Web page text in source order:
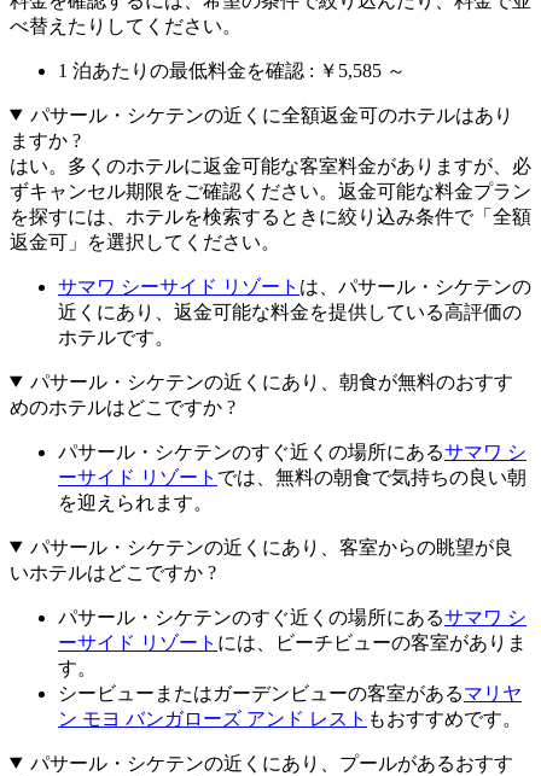
べ替えたりしてください。
1 泊あたりの最低料金を確認 : ￥5,585 ～
パサール・シケテンの近くに全額返金可のホテルはあり
ますか ?
はい。多くのホテルに返金可能な客室料金がありますが、必
ずキャンセル期限をご確認ください。返金可能な料金プラン
を探すには、ホテルを検索するときに絞り込み条件で「全額
返金可」を選択してください。
サマワ シーサイド リゾート は、パサール・シケテンの
近くにあり、返金可能な料金を提供している高評価の
ホテルです。
パサール・シケテンの近くにあり、朝食が無料のおすす
めのホテルはどこですか ?
パサール・シケテンのすぐ近くの場所にあるサマワ シ
ーサイド リゾート では、無料の朝食で気持ちの良い朝
を迎えられます。
パサール・シケテンの近くにあり、客室からの眺望が良
いホテルはどこですか ?
パサール・シケテンのすぐ近くの場所にあるサマワ シ
ーサイド リゾート には、ビーチビューの客室がありま
す。
シービューまたはガーデンビューの客室があるマリヤ
ン モヨ バンガローズ アンド レスト もおすすめです。
パサール・シケテンの近くにあり、プールがあるおすす